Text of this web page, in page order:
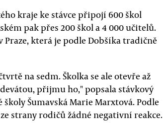
kraje ke stávce připojí 600 škol
pak přes 200 škol a 4 000 učitelů.
Praze, která je podle Dobšíka tradičně
na sedm. Školka se ale otevře až
přijmu ho," popsala stávkový
Šumavská Marie Marxtová. Podle
strany rodičů žádné negativní reakce.